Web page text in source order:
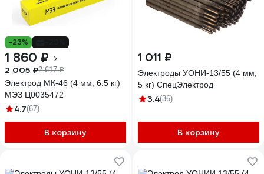
-23%
1 860 ₽
2 005 ₽2 617 ₽
Электрод МК-46 (4 мм; 6.5 кг)
МЭЗ Ц0035472
4.7(67)
В корзину
1 011 ₽
Электроды УОНИ-13/55 (4 мм;
5 кг) СпецЭлектрод
3.4(36)
В корзину